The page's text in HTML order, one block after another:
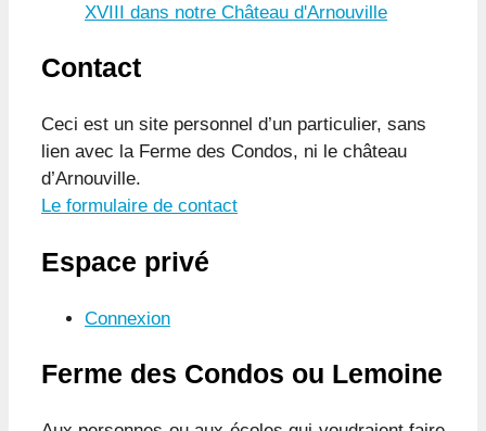
XVIII dans notre Château d'Arnouville
Contact
Ceci est un site personnel d’un particulier, sans
lien avec la Ferme des Condos, ni le château
d’Arnouville.
Le formulaire de contact
Espace privé
Connexion
Ferme des Condos ou Lemoine